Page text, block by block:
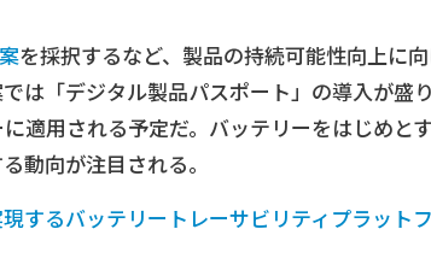
を採択するなど、製品の持続可能性向上に
は「デジタル製品パスポート」の導入が盛り
適用される予定だ。バッテリーをはじめとす
動向が注目される。
するバッテリートレーサビリティプラットフ